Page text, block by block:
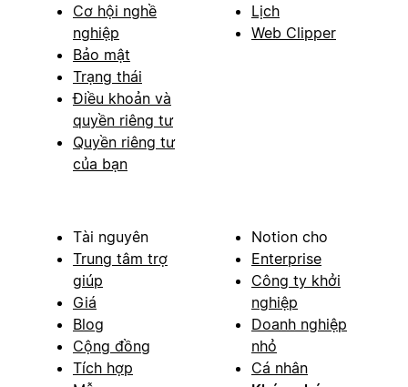
Cơ hội nghề
nghiệp
Bảo mật
Trạng thái
Điều khoản và
quyền riêng tư
Quyền riêng tư
của bạn
Lịch
Web Clipper
Tài nguyên
Trung tâm trợ
giúp
Giá
Blog
Cộng đồng
Tích hợp
Notion cho
Enterprise
Công ty khởi
nghiệp
Doanh nghiệp
nhỏ
Cá nhân